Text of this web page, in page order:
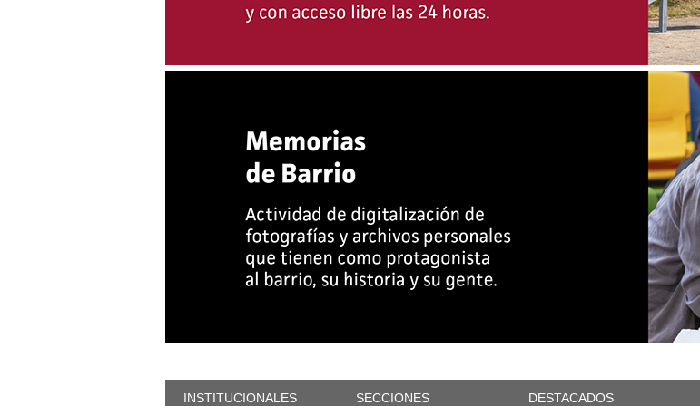
INSTITUCIONALES SECCIONES DESTACADOS